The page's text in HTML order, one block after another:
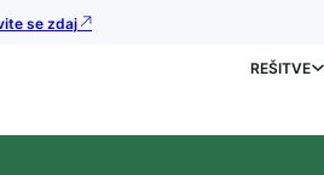
se zdaj
REŠITVE